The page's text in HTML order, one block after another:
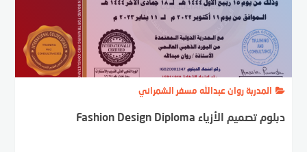
المدربة روان عبدالله مسفر الشمراني
دبلوم تصميم الأزياء Fashion Design Diploma